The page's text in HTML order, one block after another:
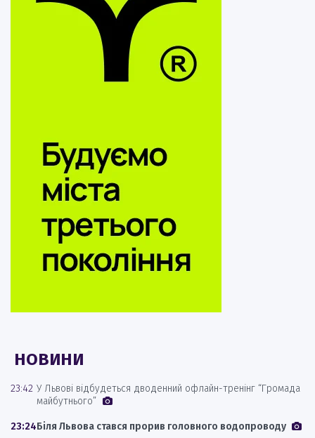
НОВИНИ
23:42 У Львові відбудеться дводенний офлайн-тренінг “Громада
майбутнього”
23:24Біля Львова стався прорив головного водопроводу